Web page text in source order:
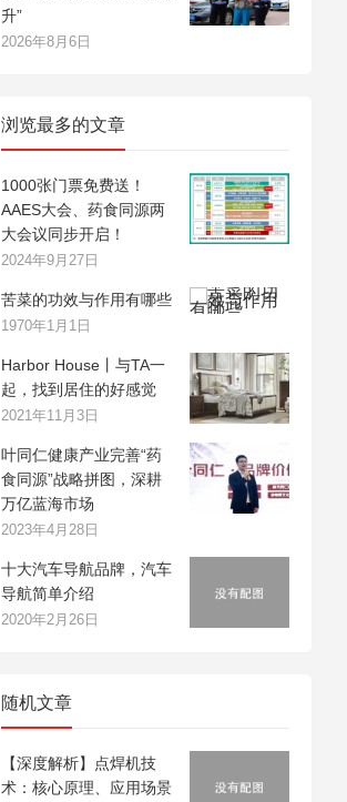
升”
2026年8月6日
浏览最多的文章
1000张门票免费送！
AAES大会、药食同源两
大会议同步开启！
2024年9月27日
苦菜的功效与作用有哪些
1970年1月1日
Harbor House丨与TA一
起，找到居住的好感觉
2021年11月3日
叶同仁健康产业完善“药
食同源”战略拼图，深耕
万亿蓝海市场
2023年4月28日
十大汽车导航品牌，汽车
导航简单介绍
2020年2月26日
随机文章
【深度解析】点焊机技
术：核心原理、应用场景